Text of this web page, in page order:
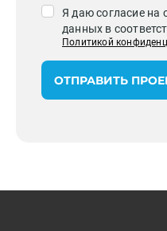
Я даю согласие на
данных в
Политикой
ОТПРАВИТЬ